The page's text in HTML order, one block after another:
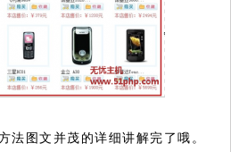
法图文并茂的详细讲解完了哦。